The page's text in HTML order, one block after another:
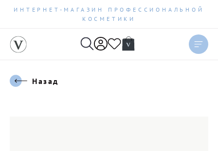
ИНТЕРНЕТ-МАГАЗИН ПРОФЕССИОНАЛЬНОЙ
КОСМЕТИКИ
Назад